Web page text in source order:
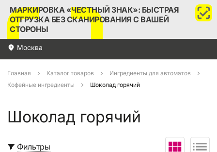
МАРКИРОВКА «ЧЕСТНЫЙ ЗНАК»: БЫСТРАЯ
ОТГРУЗКА БЕЗ СКАНИРОВАНИЯ С ВАШЕЙ
СТОРОНЫ
Москва
Главная Каталог товаров
Ингредиенты для автоматов
Кофейные ингредиенты
Шоколад горячий
Шоколад горячий
Фильтры